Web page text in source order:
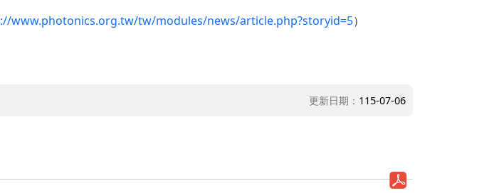
www.photonics.org.tw/tw/modules/news/article.php?storyid=5）
更新日期： 115-07-06